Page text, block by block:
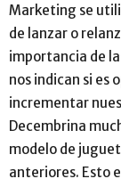
Marketing se
de lanzar o
importancia de
nos indican si es
incrementar
Decembrina
modelo de
anteriores. Esto